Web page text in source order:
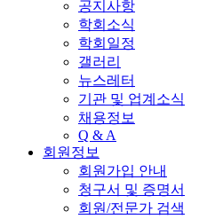
공지사항
학회소식
학회일정
갤러리
뉴스레터
기관 및 업계소식
채용정보
Q & A
회원정보
회원가입 안내
청구서 및 증명서
회원/전문가 검색